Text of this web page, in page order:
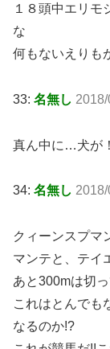
１８頭中エリモ
な
何もないえりも
33: 名無し
真ん中に…犬が！
34: 名無し
クィーンスプマ
マンテと、テイ
あと300mは切
これはとんでも
なるのか!?